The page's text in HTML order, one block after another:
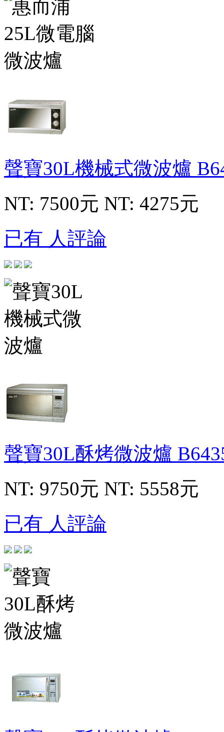
聲寶30L機械式微波爐
NT: 7500元 NT: 4275元
已有 人評論
聲寶30L酥烤微波爐
NT: 9750元 NT: 5558元
已有 人評論